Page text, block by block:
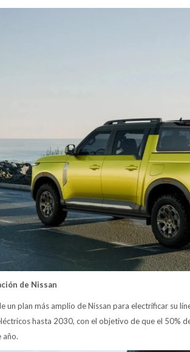
de Nissan
un plan más amplio de Nissan para electrificar su
hasta 2030, con el objetivo de que el 50%
año.